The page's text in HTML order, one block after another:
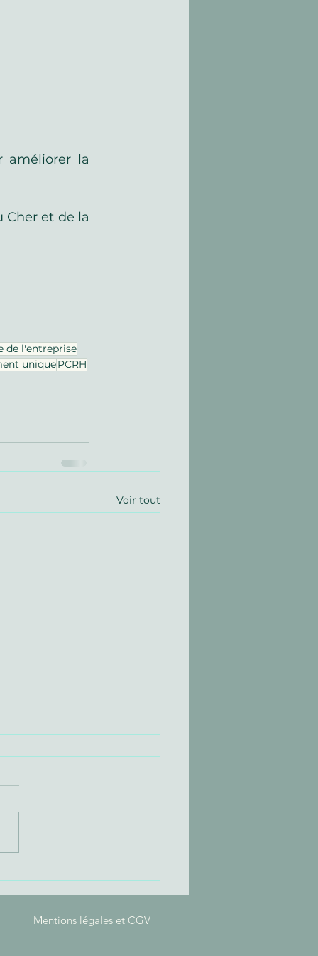
la
Cher et de la
de l'entreprise
uniquePCRH
Voir tout
sous-estimes]
Mentions légales et CGV